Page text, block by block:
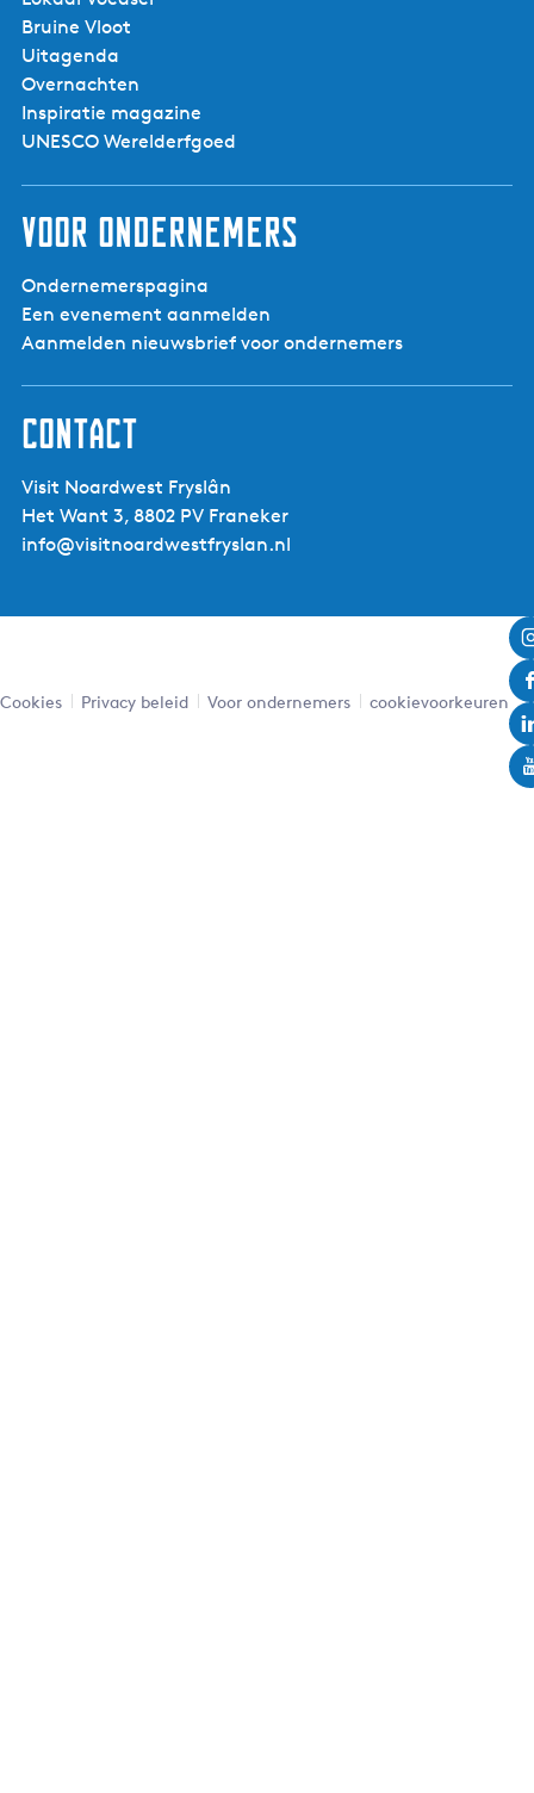
Powered by Esri | Esri, HERE, Garmin, USGS, Intermap, INCREMENT P, NRCAN, Esri Japan, METI,
Bruine Vloot
Uitagenda
Overnachten
Inspiratie magazine
UNESCO Werelderfgoed
Voor ondernemers
Ondernemerspagina
Een evenement aanmelden
Aanmelden nieuwsbrief voor ondernemers
Contact
Visit Noardwest Fryslân
Het Want 3, 8802 PV Franeker
info@visitnoardwestfryslan.nl
Cookies Privacy beleid Voor ondernemers cookievoorkeuren